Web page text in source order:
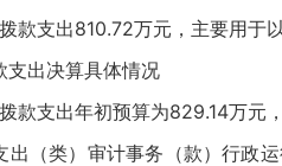
款支出810.72万元，主要用于
支出决算具体情况
款支出年初预算为829.14万元
出（类）审计事务（款）行政